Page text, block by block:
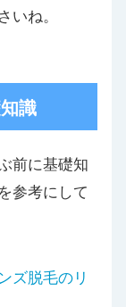
ね。
識
前に基礎知
参考にして
ズ脱毛のリ